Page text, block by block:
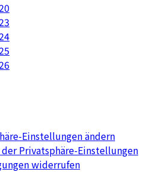
Einstellungen ändern
Privatsphäre-Einstellungen
widerrufen